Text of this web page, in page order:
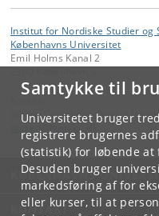
Samtykke til
Universitetet bruger
registrere brugernes
(statistik) for løbende at
Desuden bruger
markedsføring af for
eller kurser, til at
Institut for Nordiske Studier og
Københavns Universitet
Emil Holms Kanal 2
Johnny Grandjean Gøgsig
KØBENHAVNS
KONTAKT